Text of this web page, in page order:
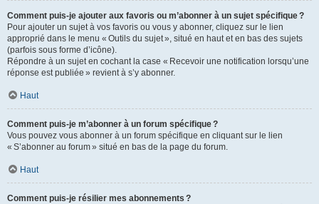
Comment puis-je ajouter aux favoris ou m’abonner à un sujet spécifique ?
Pour ajouter un sujet à vos favoris ou vous y abonner, cliquez sur le lien
approprié dans le menu « Outils du sujet », situé en haut et en bas des sujets
(parfois sous forme d’icône).
Répondre à un sujet en cochant la case « Recevoir une notification lorsqu’une
réponse est publiée » revient à s’y abonner.
Haut
Comment puis-je m’abonner à un forum spécifique ?
Vous pouvez vous abonner à un forum spécifique en cliquant sur le lien
« S’abonner au forum » situé en bas de la page du forum.
Haut
Comment puis-je résilier mes abonnements ?